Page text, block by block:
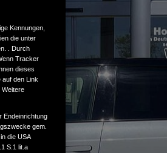
Kennungen,
die unter
. Durch
Tracker
dieses
auf den Link
Weitere
Endeinrichtung
gem.
die USA
S.1 lit.a